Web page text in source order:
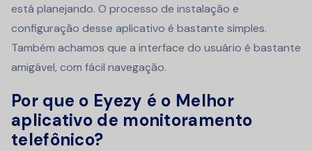
está planejando. O processo de instalação e
configuração desse aplicativo é bastante simples.
Também achamos que a interface do usuário é bastante
amigável, com fácil navegação.
Por que o Eyezy é o Melhor
aplicativo de monitoramento
telefônico?